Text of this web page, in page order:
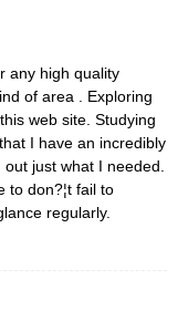
any high quality
of area . Exploring
web site. Studying
I have an incredibly
just what I needed.
to don?¦t fail to
regularly.